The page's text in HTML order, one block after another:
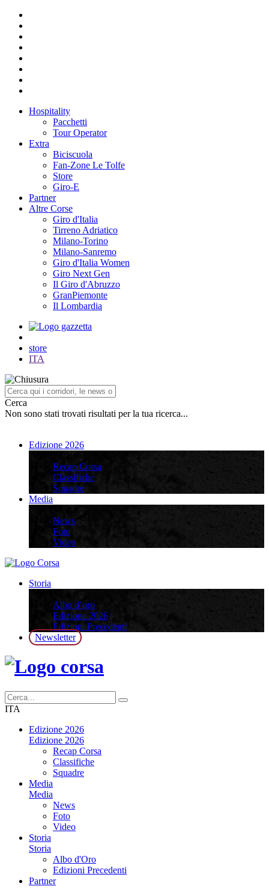
Hospitality
Pacchetti
Tour Operator
Extra
Biciscuola
Fan-Zone Le Tolfe
Store
Giro-E
Partner
Altre Corse
Giro d'Italia
Tirreno Adriatico
Milano-Torino
Milano-Sanremo
Giro d'Italia Women
Giro Next Gen
Il Giro d'Abruzzo
GranPiemonte
Il Lombardia
store
ITA
Cerca
Non sono stati trovati risultati per la tua ricerca...
Edizione 2026
Recap Corsa
Classifiche
Squadre
Media
News
Foto
Video
Storia
Albo d’oro
Edizione 2026
Edizioni Precedenti
Newsletter
ITA
Edizione 2026
Edizione 2026
Recap Corsa
Classifiche
Squadre
Media
Media
News
Foto
Video
Storia
Storia
Albo d'Oro
Edizioni Precedenti
Partner